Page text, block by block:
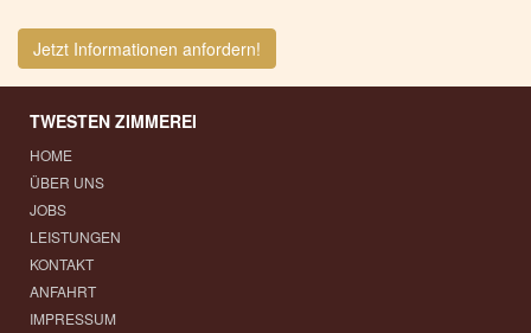
Jetzt Informationen anfordern!
TWESTEN ZIMMEREI
HOME
ÜBER UNS
JOBS
LEISTUNGEN
KONTAKT
ANFAHRT
IMPRESSUM